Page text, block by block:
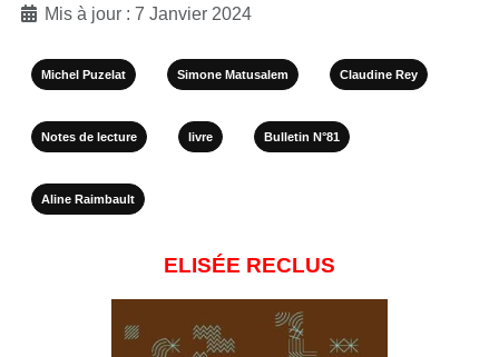
Mis à jour : 7 Janvier 2024
Michel Puzelat Simone Matusalem Claudine Rey
Notes de lecture livre Bulletin N°81
Aline Raimbault
ELISÉE RECLUS